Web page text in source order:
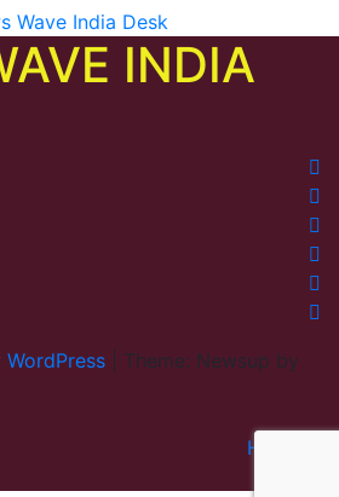
Wave India Desk
INDIA
Theme: Newsup by
Home